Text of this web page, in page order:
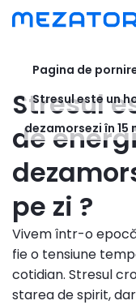
E-
AI
Pagina de
Stresul este un
dezamorsezi în 15
Stresul
de
pe zi ?
Vivem într-o
fie o tensiune
cotidian. Stresul
starea de spirit,